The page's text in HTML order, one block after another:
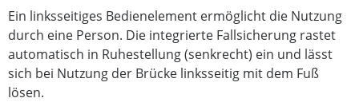
Ein linksseitiges Bedienelement ermöglicht die Nutzung
durch eine Person. Die integrierte Fallsicherung rastet
automatisch in Ruhestellung (senkrecht) ein und lässt
sich bei Nutzung der Brücke linksseitig mit dem Fuß
lösen.